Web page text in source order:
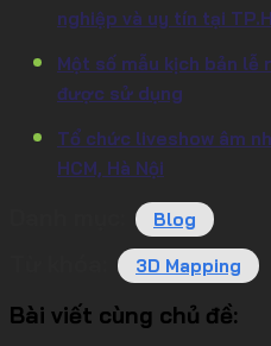
nghiệp và uy tín tại
Một số mẫu kịch bản
được sử dụng
Tổ chức liveshow âm
HCM, Hà Nội
Blog
3D Mapping
Bài viết cùng chủ đề: